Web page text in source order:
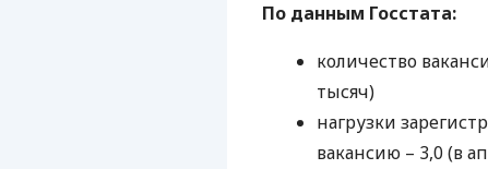
По данным Госстата:
количество
тысяч)
нагрузки
вакансию – 3,0 (в